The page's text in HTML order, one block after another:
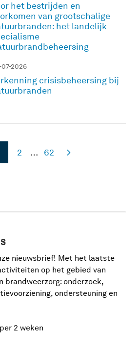
het bestrijden en
van grootschalige
het landelijk
2026
crisisbeheersing bij
2 … 62
nieuwsbrief! Met het laatste
op het gebied van
brandweerzorg: onderzoek,
ondersteuning en
2 weken